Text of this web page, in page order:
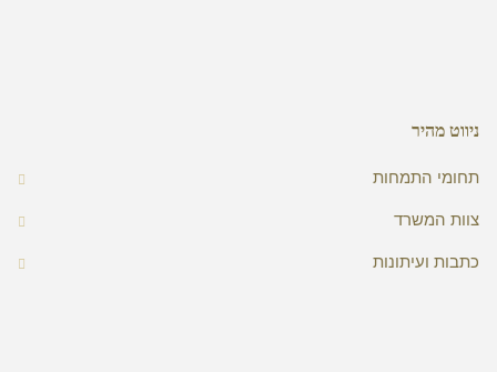
ניווט מהיר
תחומי התמחות
צוות המשרד
כתבות ועיתונות